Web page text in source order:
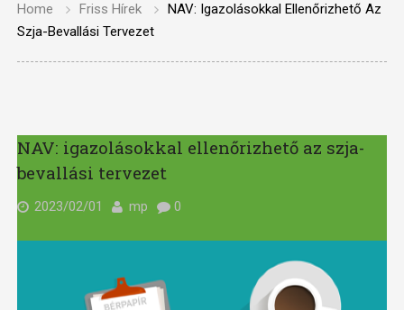
Home Friss Hírek
NAV: Igazolásokkal Ellenőrizhető Az
Szja-Bevallási Tervezet
NAV: igazolásokkal ellenőrizhető az szja-
bevallási tervezet
2023/02/01 mp 0